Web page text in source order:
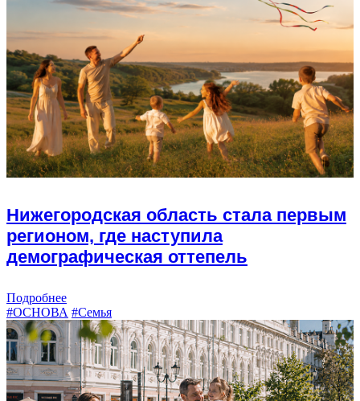
Нижегородская область стала первым
регионом, где наступила
демографическая оттепель
Подробнее
#ОСНОВА #Семья